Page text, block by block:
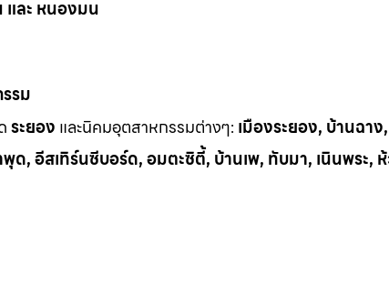
ละ หนองมน
รม
ระยอง และนิคมอุตสาหกรรมต่างๆ: เมืองระยอง, บ้านฉา
ด, อีสเทิร์นซีบอร์ด, อมตะซิตี้, บ้านเพ, ทับมา, เนินพระ, ห